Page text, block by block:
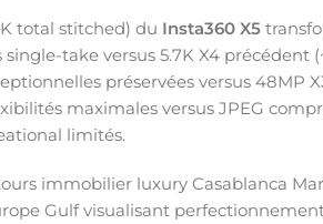
total stitched) du Insta360 X5
take versus 5.7K X4 précédent
préservées versus 48MP
maximales versus JPEG
limités.
immobilier luxury Casablanca
Gulf visualisant